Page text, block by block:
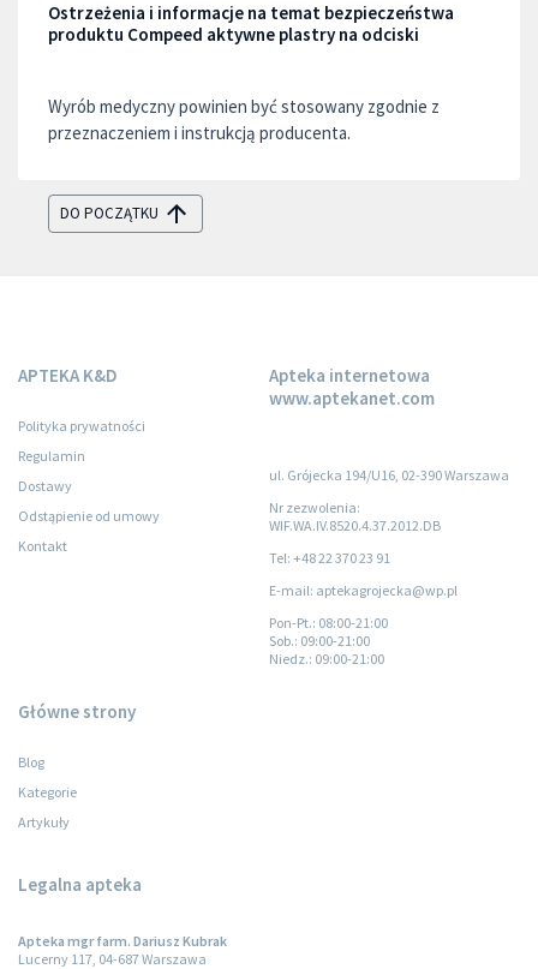
Ostrzeżenia i informacje na temat bezpieczeństwa
produktu Compeed aktywne plastry na odciski
Wyrób medyczny powinien być stosowany zgodnie z
przeznaczeniem i instrukcją producenta.
DO POCZĄTKU
APTEKA K&D
Polityka prywatności
Regulamin
Dostawy
Odstąpienie od umowy
Kontakt
Apteka internetowa
www.aptekanet.com
ul. Grójecka 194/U16, 02-390 Warszawa
Nr zezwolenia:
WIF.WA.IV.8520.4.37.2012.DB
Tel: +48 22 370 23 91
E-mail: aptekagrojecka@wp.pl
Pon-Pt.: 08:00-21:00
Sob.: 09:00-21:00
Niedz.: 09:00-21:00
Główne strony
Blog
Kategorie
Artykuły
Legalna apteka
Apteka mgr farm. Dariusz Kubrak
Lucerny 117, 04-687 Warszawa